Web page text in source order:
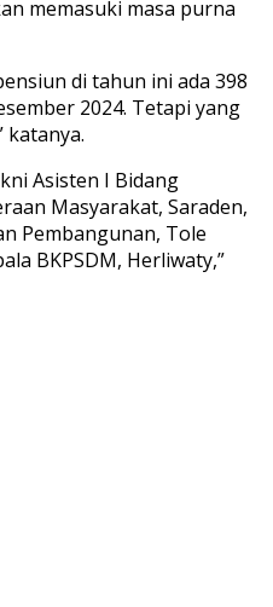
memasuki masa purna
di tahun ini ada 398
2024. Tetapi yang
katanya.
Asisten I Bidang
Masyarakat, Saraden,
Pembangunan, Tole
BKPSDM, Herliwaty,”